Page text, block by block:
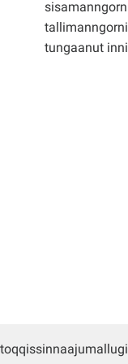
tungaanut